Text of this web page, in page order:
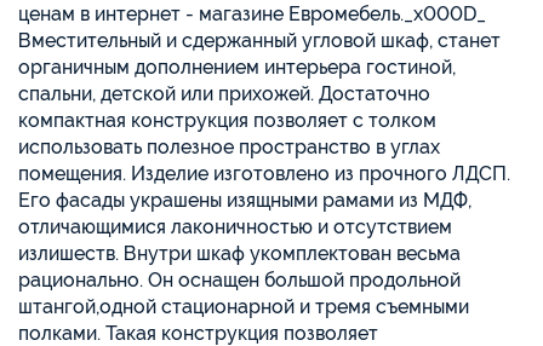
ценам в интернет - магазине Евромебель._x000D_
Вместительный и сдержанный угловой шкаф, станет
органичным дополнением интерьера гостиной,
спальни, детской или прихожей. Достаточно
компактная конструкция позволяет с толком
использовать полезное пространство в углах
помещения. Изделие изготовлено из прочного ЛДСП.
Его фасады украшены изящными рамами из МДФ,
отличающимися лаконичностью и отсутствием
излишеств. Внутри шкаф укомплектован весьма
рационально. Он оснащен большой продольной
штангой,одной стационарной и тремя съемными
полками. Такая конструкция позволяет